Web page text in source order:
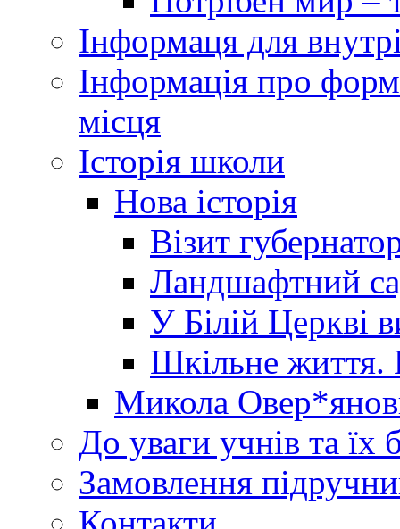
Інформаця для
Інформація про
місця
Історія школи
Нова історія
Візит
Ландшафтний
У Білій Церкві
Шкільне життя.
Микола
До уваги учнів та їх
Замовлення